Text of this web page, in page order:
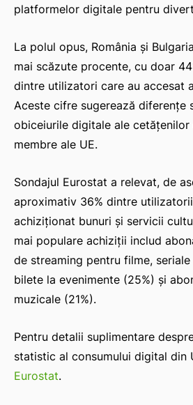
platformelor digitale pentru
La polul opus, România și
mai scăzute procente, cu doar
dintre utilizatori care au accesat
Aceste cifre sugerează diferențe
obiceiurile digitale ale
membre ale UE.
Sondajul Eurostat a relevat, de
aproximativ 36% dintre
achiziționat bunuri și servicii
mai populare achiziții includ
de streaming pentru filme,
bilete la evenimente (25%) și
muzicale (21%).
Pentru detalii suplimentare
statistic al consumului digital din
Eurostat.